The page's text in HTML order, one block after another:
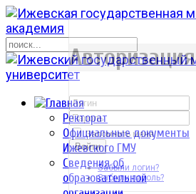
Ректорат
Официальные документы
Ижевского ГМУ
Сведения об
образовательной
р
Авторизация
Запомнить меня
Войти
Забыли логин?
Забыли пароль?